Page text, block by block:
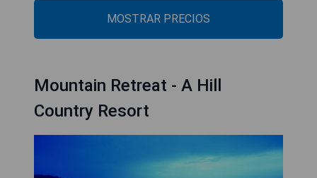
MOSTRAR PRECIOS
Mountain Retreat - A Hill
Country Resort